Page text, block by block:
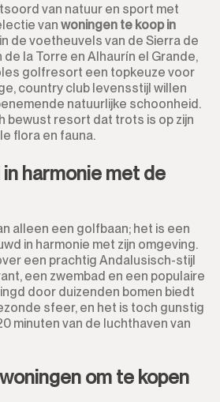
van natuur en sport met
van woningen te koop in
de voetheuvels van de Sierra de
la Torre en Alhaurín el Grande,
golfresort een topkeuze voor
country club levensstijl willen
natuurlijke schoonheid.
bewust resort dat trots is op zijn
flora en fauna.
in harmonie met de
alleen een golfbaan; het is een
in harmonie met zijn omgeving.
een prachtig Andalusisch-stijl
een zwembad en een populaire
door duizenden bomen biedt
sfeer, en het is toch gunstig
minuten van de luchthaven van
om te kopen